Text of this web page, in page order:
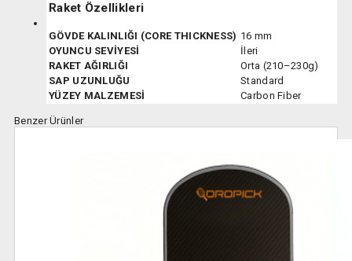
Raket Özellikleri
GÖVDE KALINLIĞI (CORE THICKNESS) 16 mm
OYUNCU SEVİYESİ
İleri
RAKET AĞIRLIĞI
Orta (210–230g)
SAP UZUNLUĞU
Standard
YÜZEY MALZEMESİ
Carbon Fiber
Benzer Ürünler